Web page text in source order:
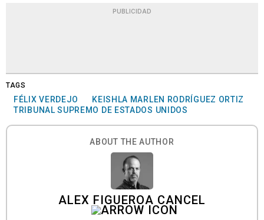
PUBLICIDAD
TAGS
FÉLIX VERDEJO
KEISHLA MARLEN RODRÍGUEZ ORTIZ
TRIBUNAL SUPREMO DE ESTADOS UNIDOS
ABOUT THE AUTHOR
ALEX FIGUEROA CANCEL